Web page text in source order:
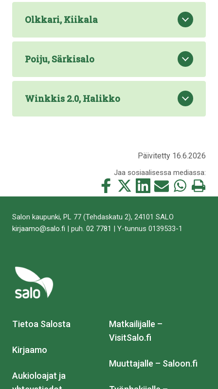
Olkkari, Kiikala
Poiju, Särkisalo
Winkkis 2.0, Halikko
Päivitetty 16.6.2026
Jaa sosiaalisessa mediassa:
Jaa
tämä
Jaa
tämä
Jaa
tämä
Jaa
tämä
Jaa
tämä
Tulosta
tämä
Salon kaupunki, PL 77 (Tehdaskatu 2), 24101 SALO
kirjaamo@salo.fi | puh. 02 7781 | Y-tunnus 0139533-1
Tietoa Salosta
Kirjaamo
Aukioloajat ja
Matkailijalle –
VisitSalo.fi
Muuttajalle – Saloon.fi